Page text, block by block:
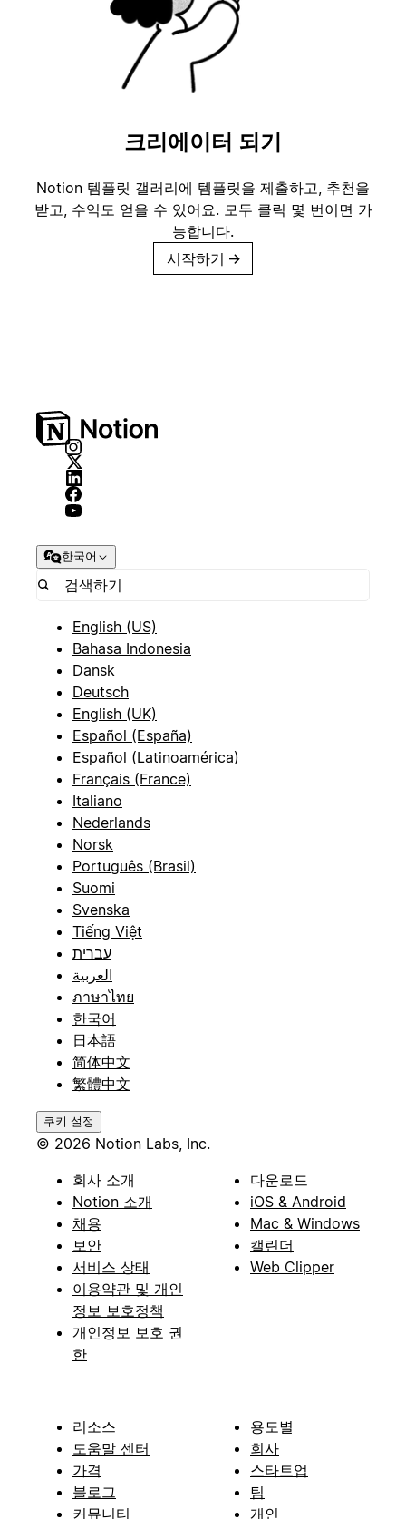
크리에이터 되기
Notion 템플릿 갤러리에 템플릿을 제출하고, 추천을
받고, 수익도 얻을 수 있어요. 모두 클릭 몇 번이면 가
능합니다.
시작하기 →
한국어
English (US)
Bahasa Indonesia
Dansk
Deutsch
English (UK)
Español (España)
Español (Latinoamérica)
Français (France)
Italiano
Nederlands
Norsk
Português (Brasil)
Suomi
Svenska
Tiếng Việt
עברית
العربية
ภาษาไทย
한국어
日本語
简体中文
繁體中文
쿠키 설정
© 2026 Notion Labs, Inc.
회사 소개
Notion 소개
채용
보안
서비스 상태
이용약관 및 개인
정보 보호정책
개인정보 보호 권
한
다운로드
iOS & Android
Mac & Windows
캘린더
Web Clipper
리소스
도움말 센터
가격
블로그
커뮤니티
용도별
회사
스타트업
팀
개인